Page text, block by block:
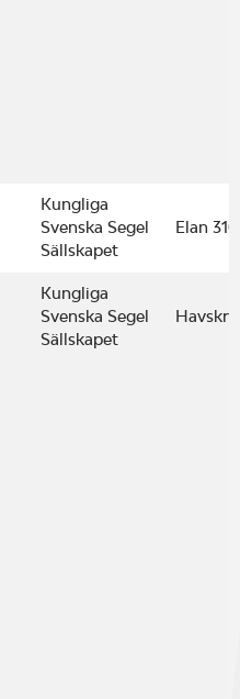
Kungliga
Svenska Segel
Sällskapet
Elan 310
Kungliga
Svenska Segel
Sällskapet